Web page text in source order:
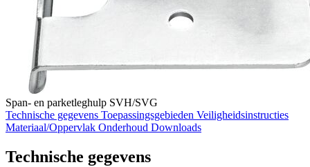
Span‐ en parketleghulp SVH/SVG
Technische gegevens Toepassingsgebieden Veiligheidsinstructies
Materiaal/Oppervlak Onderhoud Downloads
Technische gegevens